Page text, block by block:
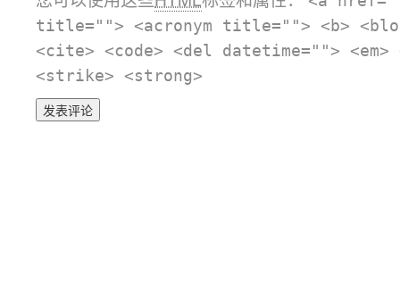
title=""> <acronym title=""> <b>
<cite> <code> <del datetime="">
<strike> <strong>